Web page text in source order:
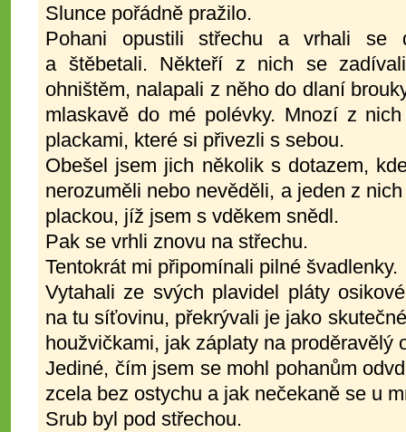
Slunce pořádně pražilo.
Pohani opustili střechu a vrhali se
a štěbetali. Někteří z nich se
ohništěm, nalapali z něho do dlaní
mlaskavě do mé polévky. Mnozí z
plackami, které si přivezli s sebou.
Obešel jsem jich několik s dotazem,
nerozuměli nebo nevěděli, a jeden z
plackou, jíž jsem s vděkem snědl.
Pak se vrhli znovu na střechu.
Tentokrát mi připomínali pilné švadlenky.
Vytahali ze svých plavidel pláty
na tu síťovinu, překrývali je jako
houžvičkami, jak záplaty na proděravělý
Jediné, čím jsem se mohl pohanům
zcela bez ostychu a jak nečekaně se u
Srub byl pod střechou.